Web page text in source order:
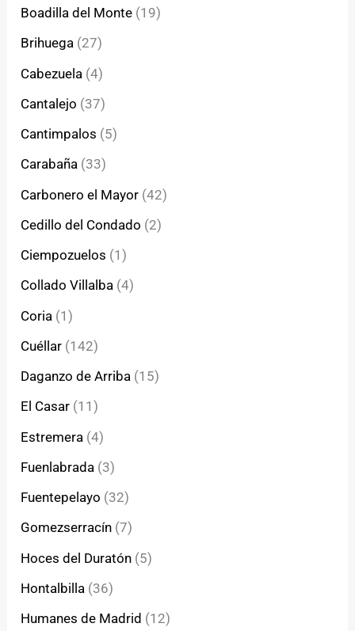
Boadilla del Monte (19)
Brihuega (27)
Cabezuela (4)
Cantalejo (37)
Cantimpalos (5)
Carabaña (33)
Carbonero el Mayor (42)
Cedillo del Condado (2)
Ciempozuelos (1)
Collado Villalba (4)
Coria (1)
Cuéllar (142)
Daganzo de Arriba (15)
El Casar (11)
Estremera (4)
Fuenlabrada (3)
Fuentepelayo (32)
Gomezserracín (7)
Hoces del Duratón (5)
Hontalbilla (36)
Humanes de Madrid (12)